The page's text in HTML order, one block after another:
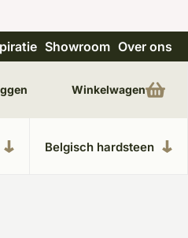
in Kesteren Unieke
Showroom Over ons
Belgisch hardsteen
Winkelwagen